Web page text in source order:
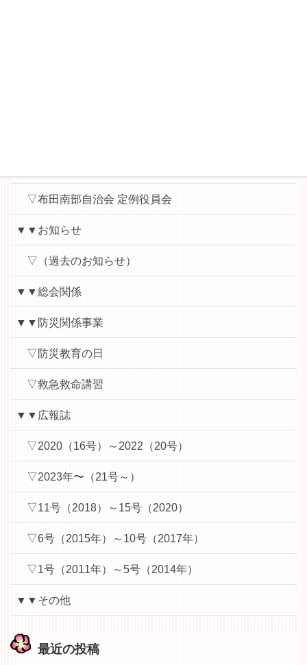
▽布田南部自治会 定例役員会
▼▼お知らせ
▽（過去のお知らせ）
▼▼総会関係
▼▼防災関係事業
▽防災教育の日
▽救急救命講習
▼▼広報誌
▽2020（16号）～2022（20号）
▽2023年〜（21号～）
▽11号（2018）～15号（2020）
▽6号（2015年）～10号（2017年）
▽1号（2011年）～5号（2014年）
▼▼その他
最近の投稿